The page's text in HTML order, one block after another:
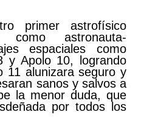
primer astrofísico
como astronauta-
espaciales como
y Apolo 10, logrando
11 alunizara seguro y
sanos y salvos a
la menor duda, que
por todos los